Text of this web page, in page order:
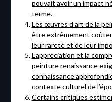
pouvait avoir un impact
terme.
Les œuvres d’art de la
être extrêmement
leur rareté et de leur
L’appréciation et la
peinture renaissance
connaissance
contexte culturel de
Certains critiques